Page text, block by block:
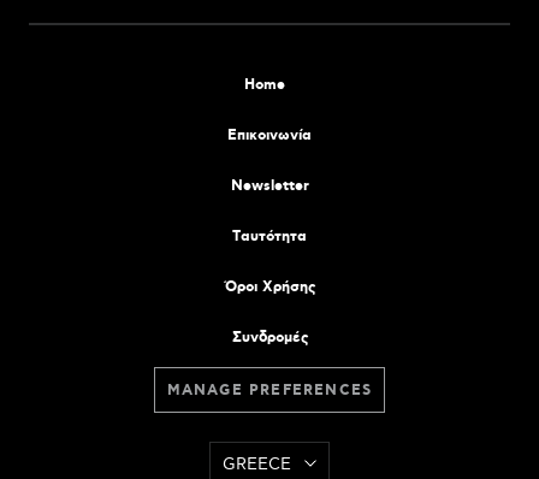
Home
Επικοινωνία
Newsletter
Tαυτότητα
Όροι Χρήσης
Συνδρομές
MANAGE PREFERENCES
GREECE